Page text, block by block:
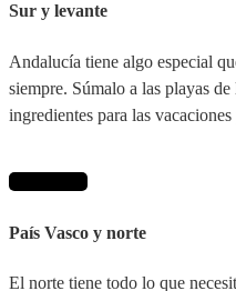
Sur y levante
Andalucía tiene algo especial
siempre. Súmalo a las playas
ingredientes para las vacaciones
Ver destino
País Vasco y norte
El norte tiene todo lo que